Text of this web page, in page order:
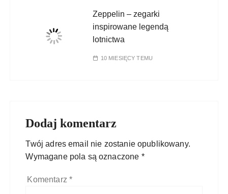
Zeppelin – zegarki
inspirowane legendą
lotnictwa
10 MIESIĘCY TEMU
Dodaj komentarz
Twój adres email nie zostanie opublikowany.
Wymagane pola są oznaczone *
Komentarz *